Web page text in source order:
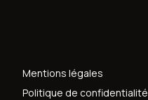
Mentions légales
Politique de confidentialité